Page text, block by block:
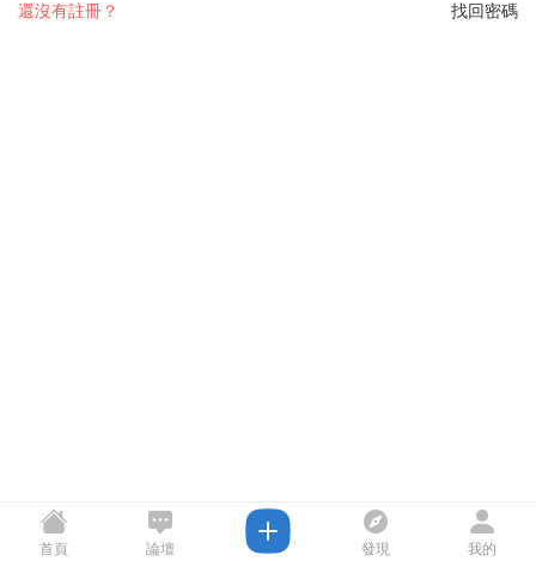
找回密碼
還沒有註冊？
首頁 論壇 發現 我的